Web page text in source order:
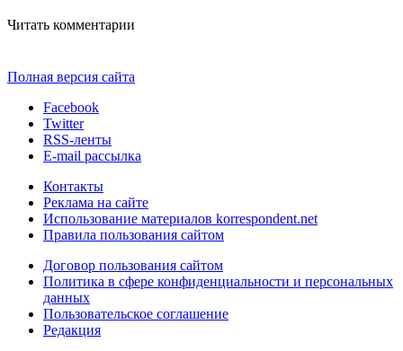
Читать комментарии
Полная версия сайта
Facebook
Twitter
RSS-ленты
E-mail рассылка
Контакты
Реклама на сайте
Использование материалов korrespondent.net
Правила пользования сайтом
Договор пользования сайтом
Политика в сфере конфиденциальности и персональных
данных
Пользовательское соглашение
Редакция